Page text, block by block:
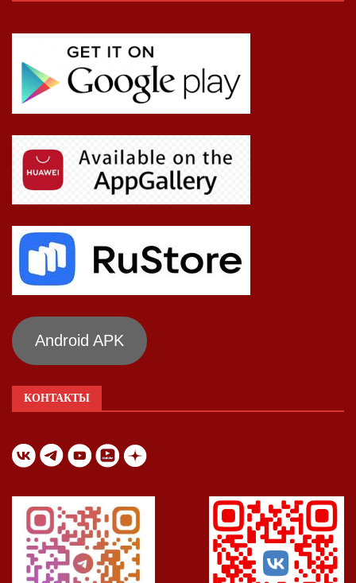
Android APK
КОНТАКТЫ